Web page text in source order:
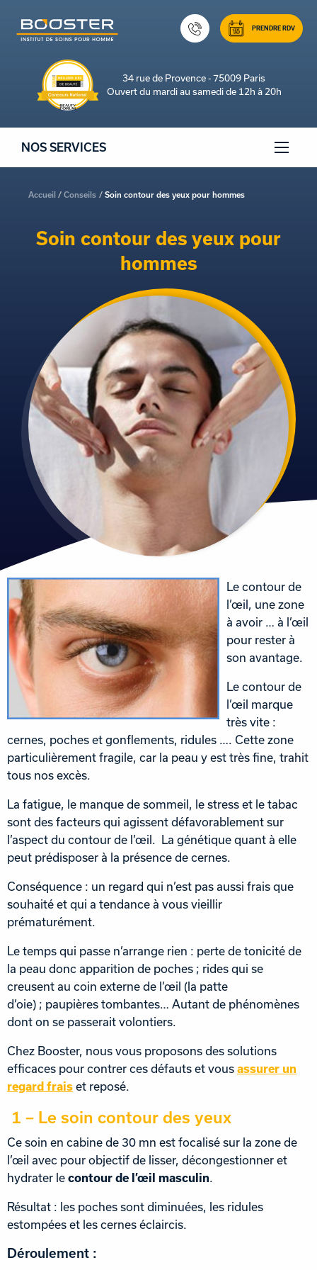
PRENDRE RDV
34 rue de Provence - 75009 Paris
Ouvert du mardi au samedi de 12h à 20h
NOS SERVICES
Accueil Conseils Soin contour des yeux pour hommes
Soin contour des yeux pour
hommes
Le contour de
l’œil, une zone
à avoir … à l’œil
pour rester à
son avantage.
Le contour de
l’œil marque
très vite :
cernes, poches et gonflements, ridules …. Cette zone
particulièrement fragile, car la peau y est très fine, trahit
tous nos excès.
La fatigue, le manque de sommeil, le stress et le tabac
sont des facteurs qui agissent défavorablement sur
l’aspect du contour de l’œil. La génétique quant à elle
peut prédisposer à la présence de cernes.
Conséquence : un regard qui n’est pas aussi frais que
souhaité et qui a tendance à vous vieillir
prématurément.
Le temps qui passe n’arrange rien : perte de tonicité de
la peau donc apparition de poches ; rides qui se
creusent au coin externe de l’œil (la patte
d’oie) ; paupières tombantes… Autant de phénomènes
dont on se passerait volontiers.
Chez Booster, nous vous proposons des solutions
efficaces pour contrer ces défauts et vous assurer un
regard frais et reposé.
1 – Le soin contour des yeux
Ce soin en cabine de 30 mn est focalisé sur la zone de
l’œil avec pour objectif de lisser, décongestionner et
hydrater le contour de l’œil masculin
Résultat : les poches sont diminuées, les ridules
estompées et les cernes éclaircis.
Déroulement :